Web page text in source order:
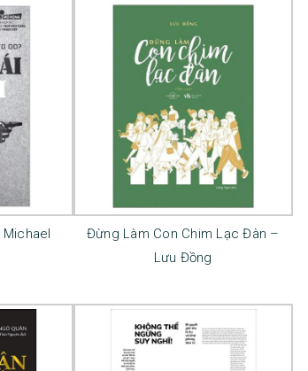
Đừng Làm Con Chim Lạc Đàn –
Lưu Đồng